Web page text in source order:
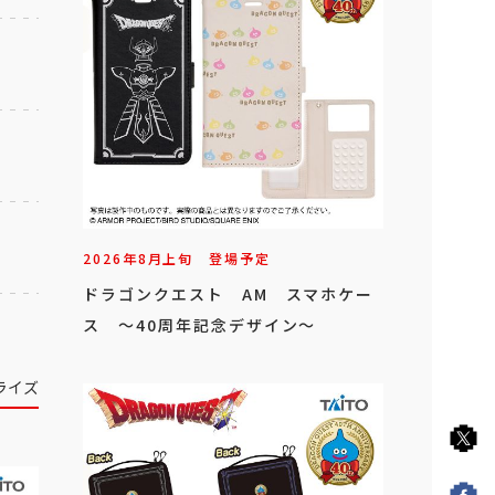
イズ
2026年8月上旬 登場予定
ドラゴンクエスト AM スマホケー
ス ～40周年記念デザイン～